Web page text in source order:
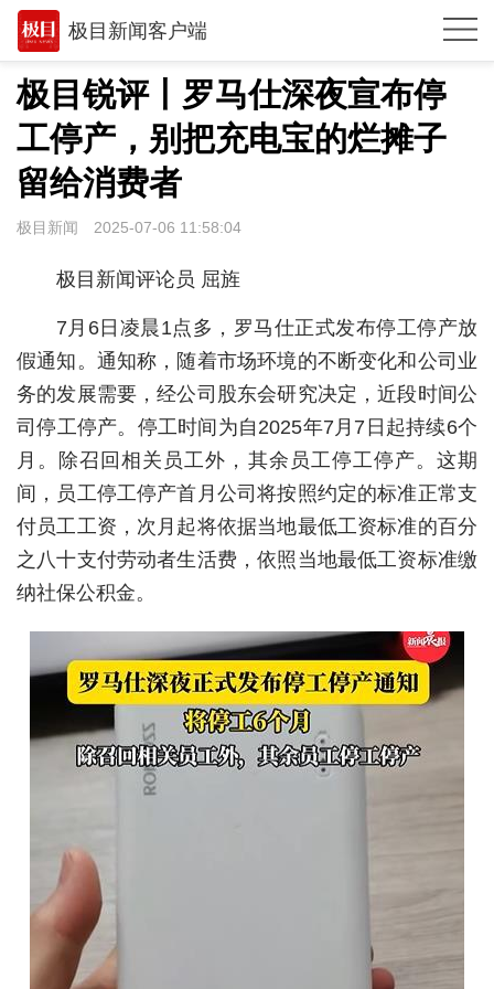
极目新闻客户端
推荐
观点
时政
湖北
环球
专题
极客圈
经济
城建
科教
悠游
消费
创意
文化
极目锐评丨罗马仕深夜宣布停
工停产，别把充电宝的烂摊子
留给消费者
极目新闻 2025-07-06 11:58:04
极目新闻评论员 屈旌
7月6日凌晨1点多，罗马仕正式发布停工停产放
假通知。通知称，随着市场环境的不断变化和公司业
务的发展需要，经公司股东会研究决定，近段时间公
司停工停产。停工时间为自2025年7月7日起持续6个
月。除召回相关员工外，其余员工停工停产。这期
间，员工停工停产首月公司将按照约定的标准正常支
付员工工资，次月起将依据当地最低工资标准的百分
之八十支付劳动者生活费，依照当地最低工资标准缴
纳社保公积金。